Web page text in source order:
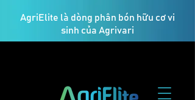
AgriElite là dòng phân bón hữu cơ vi
sinh của Agrivari